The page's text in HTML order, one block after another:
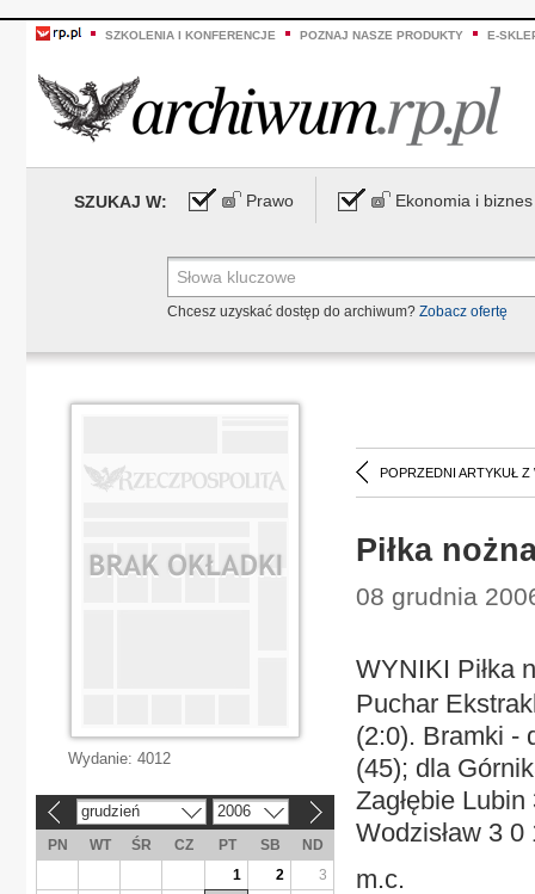
SZKOLENIA I KONFERENCJE POZNAJ NASZE PRODUKTY E-
SZUKAJ W: Prawo Ekonomia i biznes
Chcesz uzyskać dostęp do archiwum? Zobacz ofertę
POPRZEDNI ARTYKUŁ Z
Piłka
08 grudnia
WYNIKI Piłka
Puchar
(2:0). Bramki -
(45); dla
Zagłębie
Wodzisław 3 0
m.c.
Wydanie: 4012
grudzień 2006
PN WT ŚR CZ PT SB
ND
1
2
3